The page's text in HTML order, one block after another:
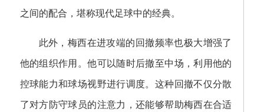
之间的配合，堪称现代足球中的经典。
此外，梅西在进攻端的回撤频率也极大增强了
他的组织作用。他可以随时后撤至中场，利用他的
控球能力和球场视野进行调度。这种回撤不仅分散
了对方防守球员的注意力，还能够帮助梅西在合适